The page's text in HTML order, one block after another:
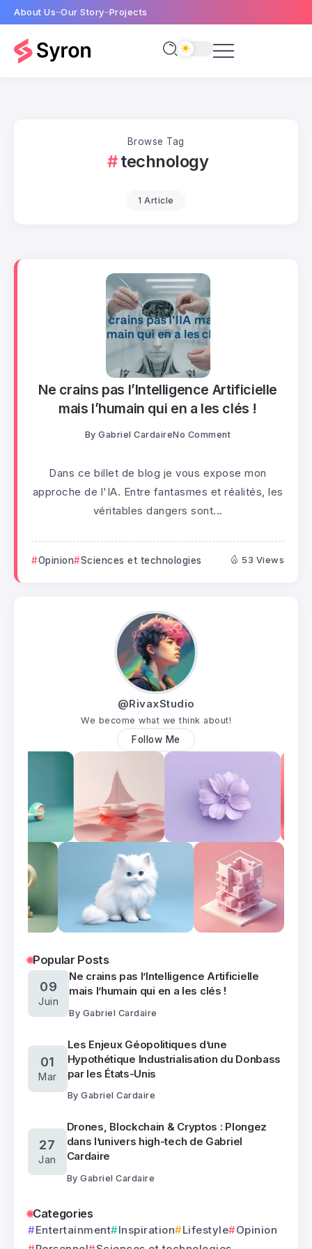
About Us Our Story Projects
Browse Tag
technology
1 Article
Ne crains pas l’Intelligence Artificielle
mais l’humain qui en a les clés !
By Gabriel CardaireNo Comment
Dans ce billet de blog je vous expose mon
approche de l'IA. Entre fantasmes et réalités, les
véritables dangers sont...
Opinion Sciences et technologies 53 Views
@RivaxStudio
We become what we think about!
Follow Me
Popular Posts
09
Juin
Ne crains pas l’Intelligence Artificielle
mais l’humain qui en a les clés !
By Gabriel Cardaire
01
Mar
Les Enjeux Géopolitiques d’une
Hypothétique Industrialisation du Donbass
par les États-Unis
By Gabriel Cardaire
27
Jan
Drones, Blockchain & Cryptos : Plongez
dans l’univers high-tech de Gabriel
Cardaire
By Gabriel Cardaire
Categories
Entertainment Inspiration Lifestyle
Opinion